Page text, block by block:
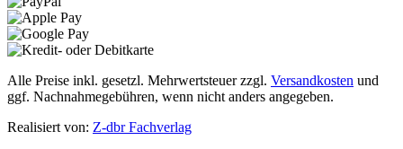
Alle Preise inkl. gesetzl. Mehrwertsteuer zzgl. Versandkosten und
ggf. Nachnahmegebühren, wenn nicht anders angegeben.
Realisiert von: Z-dbr Fachverlag